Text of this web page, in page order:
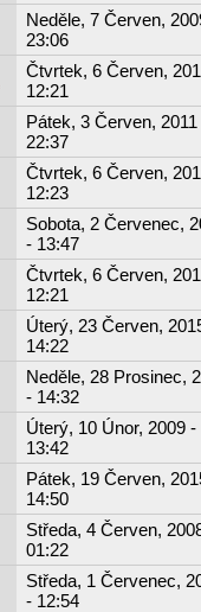
Neděle, 7 Červen,
23:06
Čtvrtek, 6 Červen,
12:21
Pátek, 3 Červen, 2011
22:37
Čtvrtek, 6 Červen,
12:23
Sobota, 2 Červenec,
- 13:47
Čtvrtek, 6 Červen,
12:21
Úterý, 23 Červen,
14:22
Neděle, 28 Prosinec,
- 14:32
Úterý, 10 Únor, 2009 -
13:42
Pátek, 19 Červen,
14:50
Středa, 4 Červen,
01:22
Středa, 1 Červenec,
- 12:54